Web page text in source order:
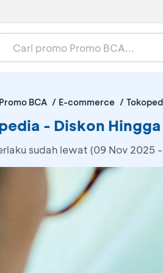
Promo BCA E-commerce
- Diskon
sudah lewat (09 Nov 2025